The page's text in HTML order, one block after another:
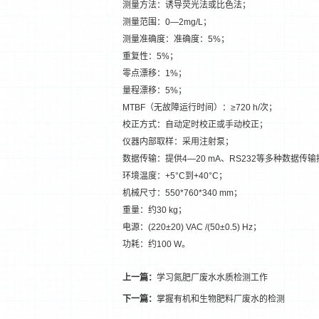
测量方法：诱导荧光法或比色法；
测量范围：0—2mg/L；
测量准确度：准确度：5%；
重复性：5%；
零点漂移：1%；
量程漂移：5%；
MTBF（无故障运行时间）：≥720 h/次；
校正方式：自动定时校正或手动校正；
仪器内部取样：采用注射泵；
数据传输：提供4—20 mA、RS232等多种数据传输
环境温度：+5°C到+40°C；
机械尺寸：550*760*340 mm；
重量：约30 kg；
电源：(220±20) VAC /(50±0.5) Hz；
功耗：约100 W。
上一篇： 学习氮肥厂废水水质检测工作
下一篇： 掌握有机和生物肥料厂废水的检测